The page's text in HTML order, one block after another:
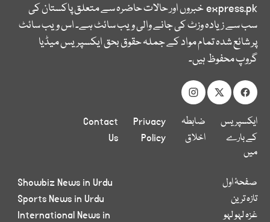
express.pkخبروں اور حالات حاضرہ سے متعلق پاکستان کی
سب سے زیادہ وزٹ کی جانے والی ویب سائٹ ہے۔ اس ویب سائٹ
پر شائع شدہ تمام مواد کے جملہ حقوق بحق ایکسپریس میڈیا
گروپ محفوظ ہیں۔
ایکسپریس
کے بارے
میں
ضابطہ
اخلاق
Privacy
Policy
Contact
Us
صفحۂ اول
تازہ ترین
غزہ لہو لہو
Showbiz News in Urdu
Sports News in Urdu
International News in